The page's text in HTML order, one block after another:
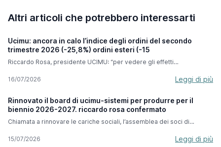
Altri articoli che potrebbero interessarti
Ucimu: ancora in calo l’indice degli ordini del secondo
trimestre 2026 (-25,8%) ordini esteri (-15
Riccardo Rosa, presidente UCIMU: “per vedere gli effetti
abbiamo grande fiducia per questa misura che ci accompagnerà fino
a settembre 2028”. Nel secondo trimestre 2026, l’indice degli ordini di
UCIMU-SISTEMI PER PRODURRE segna un calo del -25,8% rispetto al
periodo aprile-giugno 2025. In valore assoluto l’indice si è attestato a
costruttori italiani di macchine utensili hanno incontrato sia sul mercato
oltreconfine hanno segnato un decremento del -15,3% rispetto al
16/07/2026 Leggi di più
Rinnovato il board di ucimu-sistemi per produrre per il
biennio 2026-2027. riccardo rosa confermato
Chiamata a rinnovare le cariche sociali, l’assemblea dei soci di
ha confermato Riccardo Rosa alla presidenza della associazione dei
costruttori italiani di macchine utensili, robot e automazione per il
15/07/2026 Leggi di più